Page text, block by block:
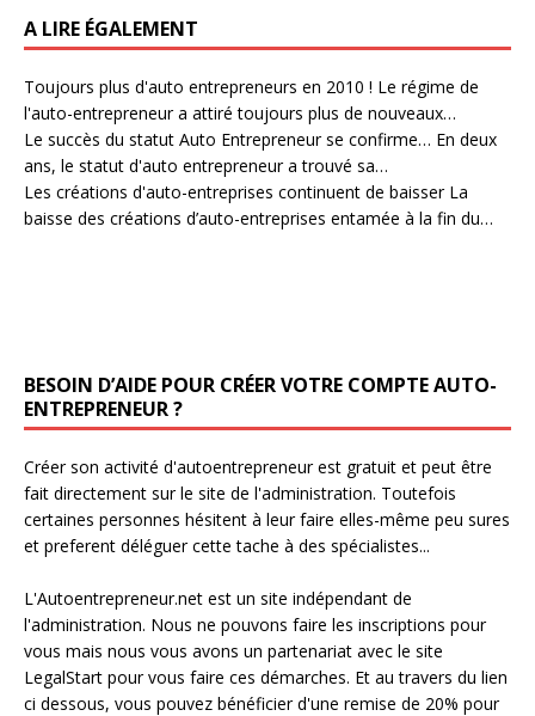
A LIRE ÉGALEMENT
Toujours plus d'auto entrepreneurs en 2010 ! Le régime de
l'auto-entrepreneur a attiré toujours plus de nouveaux…
Le succès du statut Auto Entrepreneur se confirme… En deux
ans, le statut d'auto entrepreneur a trouvé sa…
Les créations d'auto-entreprises continuent de baisserLa
baisse des créations d’auto-entreprises entamée à la fin du…
BESOIN D’AIDE POUR CRÉER VOTRE COMPTE AUTO-
ENTREPRENEUR ?
Créer son activité d'autoentrepreneur est gratuit et peut être
fait directement sur le site de l'administration. Toutefois
certaines personnes hésitent à leur faire elles-même peu sures
et preferent déléguer cette tache à des spécialistes...
L'Autoentrepreneur.net est un site indépendant de
l'administration. Nous ne pouvons faire les inscriptions pour
vous mais nous vous avons un partenariat avec le site
LegalStart pour vous faire ces démarches. Et au travers du lien
ci dessous, vous pouvez bénéficier d'une remise de 20% pour